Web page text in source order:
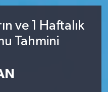
ve 1 Haftalık
Tahmini